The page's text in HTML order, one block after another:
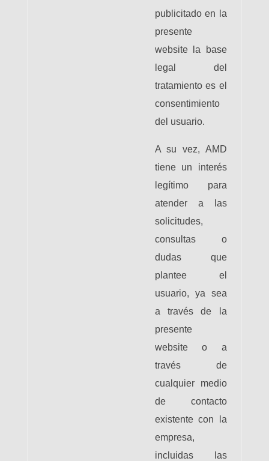
publicitado en la
presente
website la base
legal del
tratamiento es el
consentimiento
del usuario.
A su vez, AMD
tiene un interés
legítimo para
atender a las
solicitudes,
consultas o
dudas que
plantee el
usuario, ya sea
a través de la
presente
website o a
través de
cualquier medio
de contacto
existente con la
empresa,
incluidas las